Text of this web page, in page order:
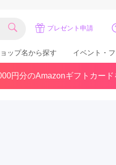
プレゼント申請
県(183)
ップ名から探す イベント・
円分のAmazonギフトカー